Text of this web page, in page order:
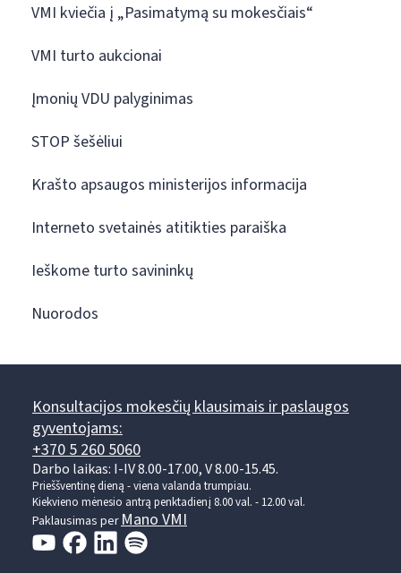
VMI kviečia į „Pasimatymą su mokesčiais“
VMI turto aukcionai
Įmonių VDU palyginimas
STOP šešėliui
Krašto apsaugos ministerijos informacija
Interneto svetainės atitikties paraiška
Ieškome turto savininkų
Nuorodos
Konsultacijos mokesčių klausimais ir paslaugos
gyventojams:
+370 5 260 5060
Darbo laikas: I-IV 8.00-17.00, V 8.00-15.45.
Prieššventinę dieną - viena valanda trumpiau.
Kiekvieno mėnesio antrą penktadienį 8.00 val. - 12.00 val.
Paklausimas per Mano VMI